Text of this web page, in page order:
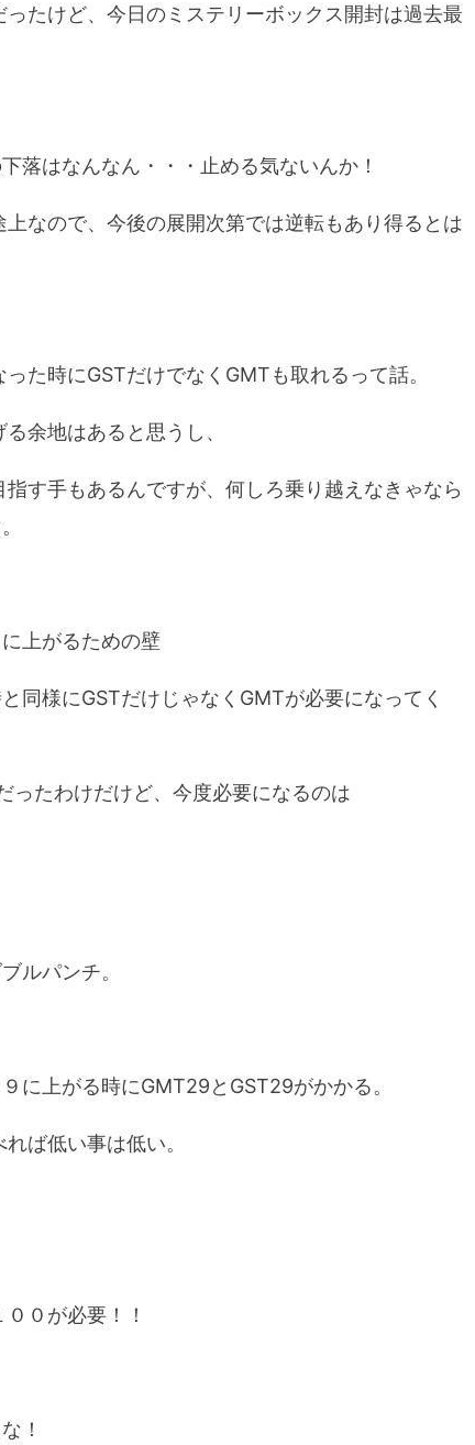
たけど、今日のミステリーボックス開封は過去最
落はなんなん・・・止める気ないんか！
なので、今後の展開次第では逆転もあり得るとは
た時にGSTだけでなくGMTも取れるって話。
余地はあると思うし、
す手もあるんですが、何しろ乗り越えなきゃなら
上がるための壁
同様にGSTだけじゃなくGMTが必要になってく
ったわけだけど、今度必要になるのは
ルパンチ。
に上がる時にGMT29とGST29がかかる。
ば低い事は低い。
０が必要！！
！